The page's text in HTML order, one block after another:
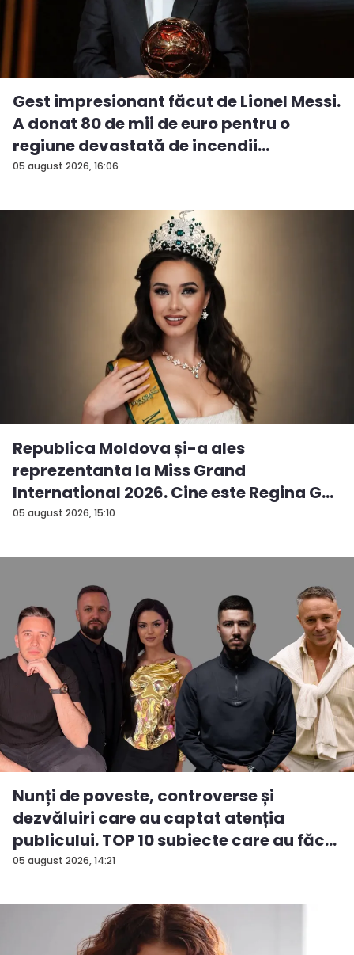
05 august 2026, 16:06
Gest impresionant făcut de Lionel Messi.
A donat 80 de mii de euro pentru o
regiune devastată de incendii
05 august 2026, 15:10
Republica Moldova și-a ales
reprezentanta la Miss Grand
International 2026. Cine este Regina G...
05 august 2026, 14:21
Nunți de poveste, controverse și
dezvăluiri care au captat atenția
publicului. TOP 10 subiecte care au făc...